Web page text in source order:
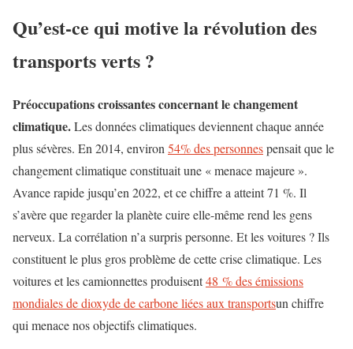
Qu’est-ce qui motive la révolution des
transports verts ?
Préoccupations croissantes concernant le changement
climatique.Les données climatiques deviennent chaque année
plus sévères. En 2014, environ 54% des personnespensait que le
changement climatique constituait une « menace majeure ».
Avance rapide jusqu’en 2022, et ce chiffre a atteint 71 %. Il
s’avère que regarder la planète cuire elle-même rend les gens
nerveux. La corrélation n’a surpris personne. Et les voitures ? Ils
constituent le plus gros problème de cette crise climatique. Les
voitures et les camionnettes produisent48 % des émissions
mondiales de dioxyde de carbone liées aux transportsun chiffre
qui menace nos objectifs climatiques.